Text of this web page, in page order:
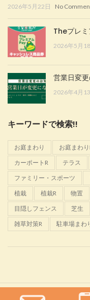
2026年5月22日 No
Theプレ
2026年5月
営業日変
2026年4月
キーワードで検索!!
お庭まわり お庭まわり
カーポートR
テラス
ファミリー・スポーツ
植栽
植栽R 物置
目隠しフェンス
芝生
雑草対策R
駐車場まわ
Glanta